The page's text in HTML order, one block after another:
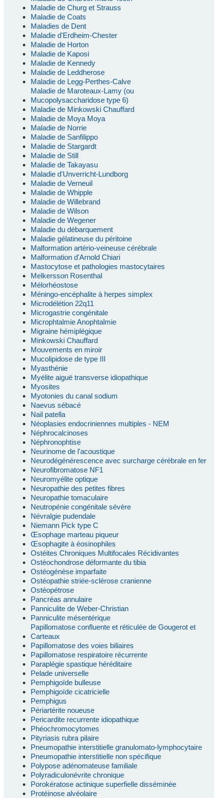
Maladie de Churg et Strauss
Maladie de Coats
Maladies de Dent
Maladie d'Erdheim-Chester
Maladie de Horton
Maladie de Kaposi
Maladie de Kennedy
Maladie de Leddherose
Maladie de Legg-Perthes-Calve
Maladie de Maroteaux-Lamy (ou
Mucopolysaccharidose type 6)
Maladie de Minkowski Chauffard
Maladie de Moya Moya
Maladie de Norrie
Maladie de Sanfilippo
Maladie de Stargardt
Maladie de Still
Maladie de Takayasu
Maladie d'Unverricht-Lundborg
Maladie de Verneuil
Maladie de Whipple
Maladie de Willebrand
Maladie de Wilson
Maladie de Wegener
Maladie du débarquement
Maladie gélatineuse du péritoine
Malformation artério-veineuse cérébrale
Malformation d'Arnold Chiari
Mastocytose et pathologies mastocytaires
Melkersson Rosenthal
Mélorhéostose
Méningo-encéphalite à herpes simplex
Microdélétion 22q11
Microgastrie congénitale
Microphtalmie Anophtalmie
Migraine hémiplégique
Minkowski Chauffard
Mouvements en miroir
Mucolipidose de type III
Myasthénie
Myélite aiguë transverse idiopathique
Myosites
Myotonies du canal sodium
Naevus sébacé
Nail patella
Néoplasies endocriniennes multiples - NEM
Néphrocalcinoses
Néphronophtise
Neurinome de l'acoustique
Neurodégénérescence avec surcharge cérébrale en fer
Neurofibromatose NF1
Neuromyélite optique
Neuropathie des petites fibres
Neuropathie tomaculaire
Neutropénie congénitale sévère
Névralgie pudendale
Niemann Pick type C
Œsophage marteau piqueur
Œsophagite à éosinophiles
Ostéites Chroniques Multifocales Récidivantes
Ostéochondrose déformante du tibia
Ostéogénèse imparfaite
Ostéopathie striée-sclérose cranienne
Ostéopétrose
Pancréas annulaire
Panniculite de Weber-Christian
Panniculite mésentérique
Papillomatose confluente et réticulée de Gougerot et
Carteaux
Papillomatose des voies biliaires
Papillomatose respiratoire récurrente
Paraplégie spastique héréditaire
Pelade universelle
Pemphigoïde bulleuse
Pemphigoïde cicatricielle
Pemphigus
Périartérite noueuse
Pericardite recurrente idiopathique
Phéochromocytomes
Pityriasis rubra pilaire
Pneumopathie interstitielle granulomato-lymphocytaire
Pneumopathie interstitielle non spécifique
Polypose adénomateuse familiale
Polyradiculonévrite chronique
Porokératose actinique superfielle disséminée
Protéinose alvéolaire